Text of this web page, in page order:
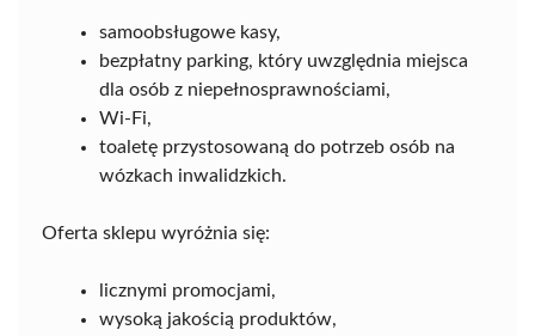
samoobsługowe kasy,
bezpłatny parking, który uwzględnia miejsca
dla osób z niepełnosprawnościami,
Wi-Fi,
toaletę przystosowaną do potrzeb osób na
wózkach inwalidzkich.
Oferta sklepu wyróżnia się:
licznymi promocjami,
wysoką jakością produktów,